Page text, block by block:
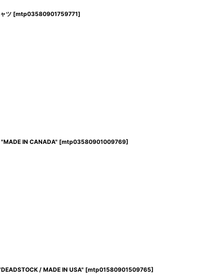
ツ [mtp03580901759771]
IN CANADA" [mtp03580901009769]
/ MADE IN USA" [mtp01580901509765]